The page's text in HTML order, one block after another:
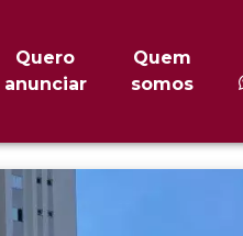
Quero
anunciar
Quem
somos